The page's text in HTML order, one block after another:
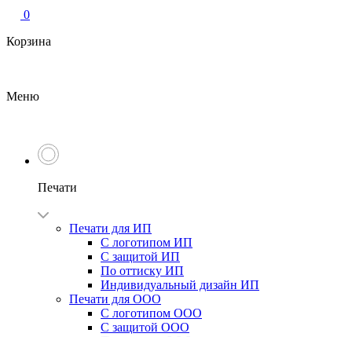
0
Корзина
Меню
Печати
Печати для ИП
С логотипом ИП
С защитой ИП
По оттиску ИП
Индивидуальный дизайн ИП
Печати для ООО
С логотипом ООО
С защитой ООО